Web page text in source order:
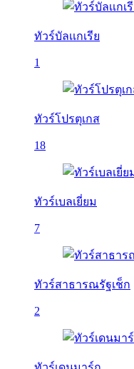
ทัวร์บัลเเกเรีย
1
ทัวร์โปรตุเกส
18
ทัวร์เบลเยี่ยม
7
ทัวร์สาธารณรัฐเช็ก
2